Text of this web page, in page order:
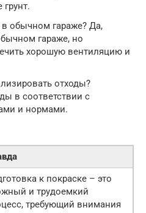
грунт.
обычном гараже? Да,
гараже, но
хорошую вентиляцию и
отходы?
в соответствии с
и нормами.
к покраске – это
и трудоемкий
требующий внимания